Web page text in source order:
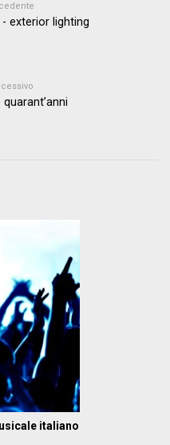
exterior lighting
quarant’anni
italiano